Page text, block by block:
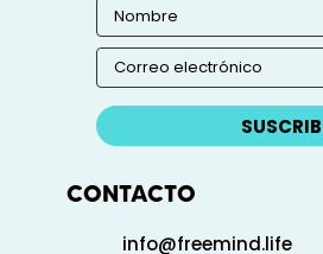
CONTACTO
info@freemind.life